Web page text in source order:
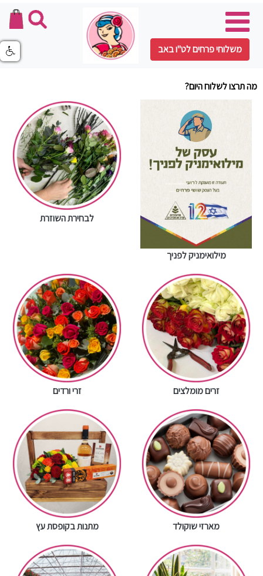
משלוחי פרחים לט"ו באב
מה תרצו לשלוח היום?
מילואימניק לפניך
לבחירת השוזרת
זרים מומלצים זרי ורדים
מארזי שוקולד מתנות בקופסת עץ